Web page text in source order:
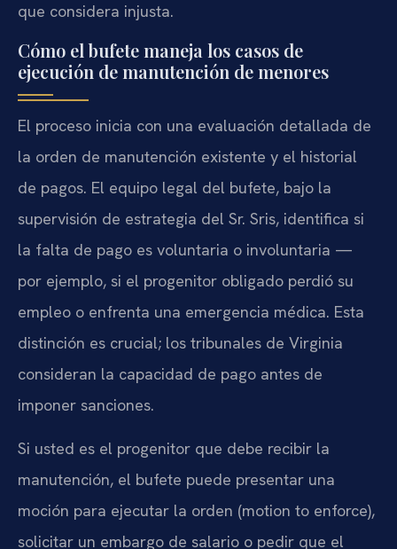
que considera injusta.
Cómo el bufete maneja los casos de
ejecución de manutención de menores
El proceso inicia con una evaluación detallada de
la orden de manutención existente y el historial
de pagos. El equipo legal del bufete, bajo la
supervisión de estrategia del Sr. Sris, identifica si
la falta de pago es voluntaria o involuntaria —
por ejemplo, si el progenitor obligado perdió su
empleo o enfrenta una emergencia médica. Esta
distinción es crucial; los tribunales de Virginia
consideran la capacidad de pago antes de
imponer sanciones.
Si usted es el progenitor que debe recibir la
manutención, el bufete puede presentar una
moción para ejecutar la orden (motion to enforce),
solicitar un embargo de salario o pedir que el